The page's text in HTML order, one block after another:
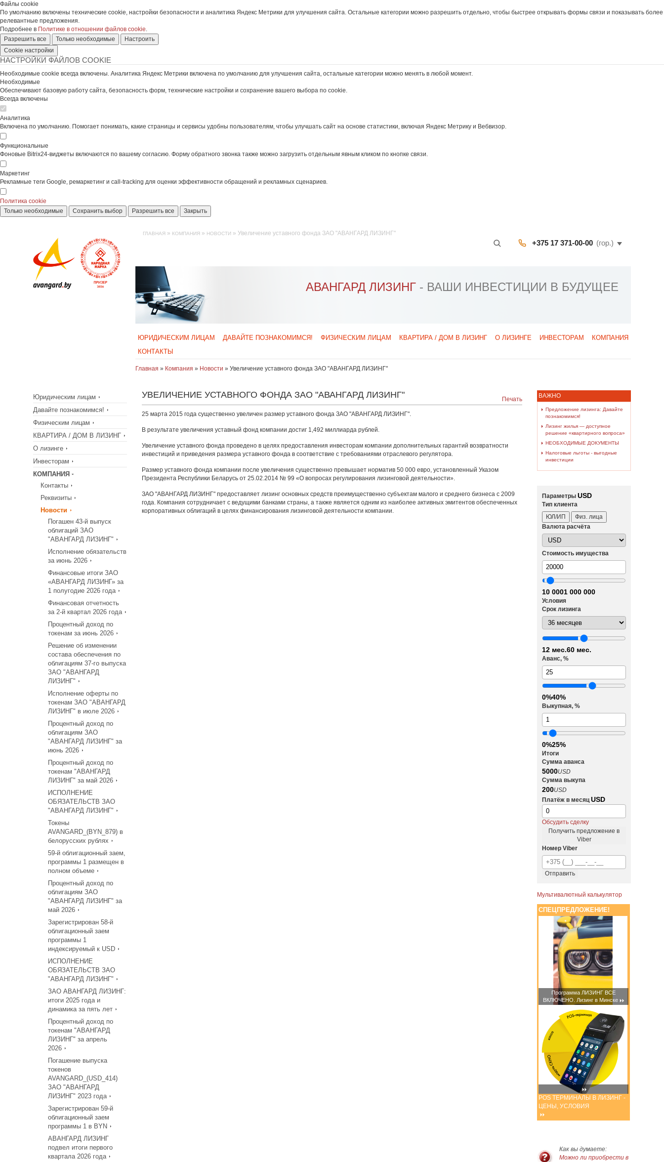
Файлы cookie
По умолчанию включены технические cookie, настройки безопасности и аналитика Яндекс Метрики для улучшения сайта. Остальные категории можно разрешить отдельно, чтобы быстрее открывать формы связи и показывать более
релевантные предложения.
Подробнее в Политике в отношении файлов cookie.
Разрешить все
Только необходимые
Настроить
Cookie настройки
НАСТРОЙКИ ФАЙЛОВ COOKIE
Необходимые cookie всегда включены. Аналитика Яндекс Метрики включена по умолчанию для улучшения сайта, остальные категории можно менять в любой момент.
Необходимые
Обеспечивают базовую работу сайта, безопасность форм, технические настройки и сохранение вашего выбора по cookie.
Всегда включены
Аналитика
Включена по умолчанию. Помогает понимать, какие страницы и сервисы удобны пользователям, чтобы улучшать сайт на основе статистики, включая Яндекс Метрику и Вебвизор.
Функциональные
Фоновые Bitrix24-виджеты включаются по вашему согласию. Форму обратного звонка также можно загрузить отдельным явным кликом по кнопке связи.
Маркетинг
Рекламные теги Google, ремаркетинг и call-tracking для оценки эффективности обращений и рекламных сценариев.
Политика cookie
Только необходимые
Сохранить выбор Разрешить все Закрыть
ГЛАВНАЯ» КОМПАНИЯ» НОВОСТИ » Увеличение уставного фонда ЗАО "АВАНГАРД ЛИЗИНГ"
+375 17 371-00-00 (гор.)
АВАНГАРД ЛИЗИНГ- ВАШИ ИНВЕСТИЦИИ В БУДУЩЕЕ
ЮРИДИЧЕСКИМ ЛИЦАМ ДАВАЙТЕ ПОЗНАКОМИМСЯ! ФИЗИЧЕСКИМ ЛИЦАМ КВАРТИРА / ДОМ В ЛИЗИНГ О ЛИЗИНГЕ ИНВЕСТОРАМ
КОМПАНИЯ
КОНТАКТЫ
Главная » Компания » Новости » Увеличение уставного фонда ЗАО "АВАНГАРД ЛИЗИНГ"
Юридическим лицам
Давайте познакомимся!
Физическим лицам
КВАРТИРА / ДОМ В ЛИЗИНГ
О лизинге
Инвесторам
КОМПАНИЯ
Контакты
Реквизиты
Новости
Погашен 43-й выпуск
облигаций ЗАО
"АВАНГАРД ЛИЗИНГ"
Исполнение обязательств
за июнь 2026
Финансовые итоги ЗАО
«АВАНГАРД ЛИЗИНГ» за
1 полугодие 2026 года
Финансовая отчетность
за 2-й квартал 2026 года
Процентный доход по
токенам за июнь 2026
Решение об изменении
состава обеспечения по
облигациям 37-го выпуска
ЗАО "АВАНГАРД
ЛИЗИНГ"
Исполнение оферты по
токенам ЗАО "АВАНГАРД
ЛИЗИНГ" в июле 2026
Процентный доход по
облигациям ЗАО
"АВАНГАРД ЛИЗИНГ" за
июнь 2026
Процентный доход по
токенам "АВАНГАРД
ЛИЗИНГ" за май 2026
ИСПОЛНЕНИЕ
ОБЯЗАТЕЛЬСТВ ЗАО
"АВАНГАРД ЛИЗИНГ"
Токены
AVANGARD_(BYN_879) в
белорусских рублях
59-й облигационный заем,
программы 1 размещен в
полном объеме
Процентный доход по
облигациям ЗАО
"АВАНГАРД ЛИЗИНГ" за
май 2026
Зарегистрирован 58-й
облигационный заем
программы 1
индексируемый к USD
ИСПОЛНЕНИЕ
ОБЯЗАТЕЛЬСТВ ЗАО
"АВАНГАРД ЛИЗИНГ"
ЗАО АВАНГАРД ЛИЗИНГ:
итоги 2025 года и
динамика за пять лет
Процентный доход по
токенам "АВАНГАРД
ЛИЗИНГ" за апрель
2026
Погашение выпуска
токенов
AVANGARD_(USD_414)
ЗАО "АВАНГАРД
ЛИЗИНГ" 2023 года
Зарегистрирован 59-й
облигационный заем
программы 1 в BYN
АВАНГАРД ЛИЗИНГ
подвел итоги первого
квартала 2026 года
УВЕЛИЧЕНИЕ УСТАВНОГО ФОНДА ЗАО "АВАНГАРД ЛИЗИНГ" Печать
25 марта 2015 года существенно увеличен размер уставного фонда ЗАО "АВАНГАРД ЛИЗИНГ".
В результате увеличения уставный фонд компании достиг 1,492 миллиарда рублей.
Увеличение уставного фонда проведено в целях предоставления инвесторам компании дополнительных гарантий возвратности
инвестиций и приведения размера уставного фонда в соответствие с требованиями отраслевого регулятора.
Размер уставного фонда компании после увеличения существенно превышает норматив 50 000 евро, установленный Указом
Президента Республики Беларусь от 25.02.2014 № 99 «О вопросах регулирования лизинговой деятельности».
ЗАО "АВАНГАРД ЛИЗИНГ" предоставляет лизинг основных средств преимущественно субъектам малого и среднего бизнеса с 2009
года. Компания сотрудничает с ведущими банками страны, а также является одним из наиболее активных эмитентов обеспеченных
корпоративных облигаций в целях финансирования лизинговой деятельности компании.
ВАЖНО
Предложение лизинга: Давайте
познакомимся!
Лизинг жилья — доступное
решение «квартирного вопроса»
НЕОБХОДИМЫЕ ДОКУМЕНТЫ
Налоговые льготы - выгодные
инвестиции
Параметры USD
Тип клиента
ЮЛ/ИП
Физ. лица
Валюта расчёта
Стоимость имущества
10 0001 000 000
Условия
Срок лизинга
12 мес.60 мес.
Аванс, %
0%40%
Выкупная, %
0%25%
Итоги
Сумма аванса
5000USD
Сумма выкупа
200USD
Платёж в месяц USD
Обсудить сделку
Получить предложение в
Viber
Номер Viber
Отправить
Мультивалютный калькулятор
СПЕЦПРЕДЛОЖЕНИЕ!
Программа ЛИЗИНГ ВСЕ
ВКЛЮЧЕНО. Лизинг в Минске
POS ТЕРМИНАЛЫ В ЛИЗИНГ -
ЦЕНЫ, УСЛОВИЯ
Как вы думаете:
Можно ли приобрести в